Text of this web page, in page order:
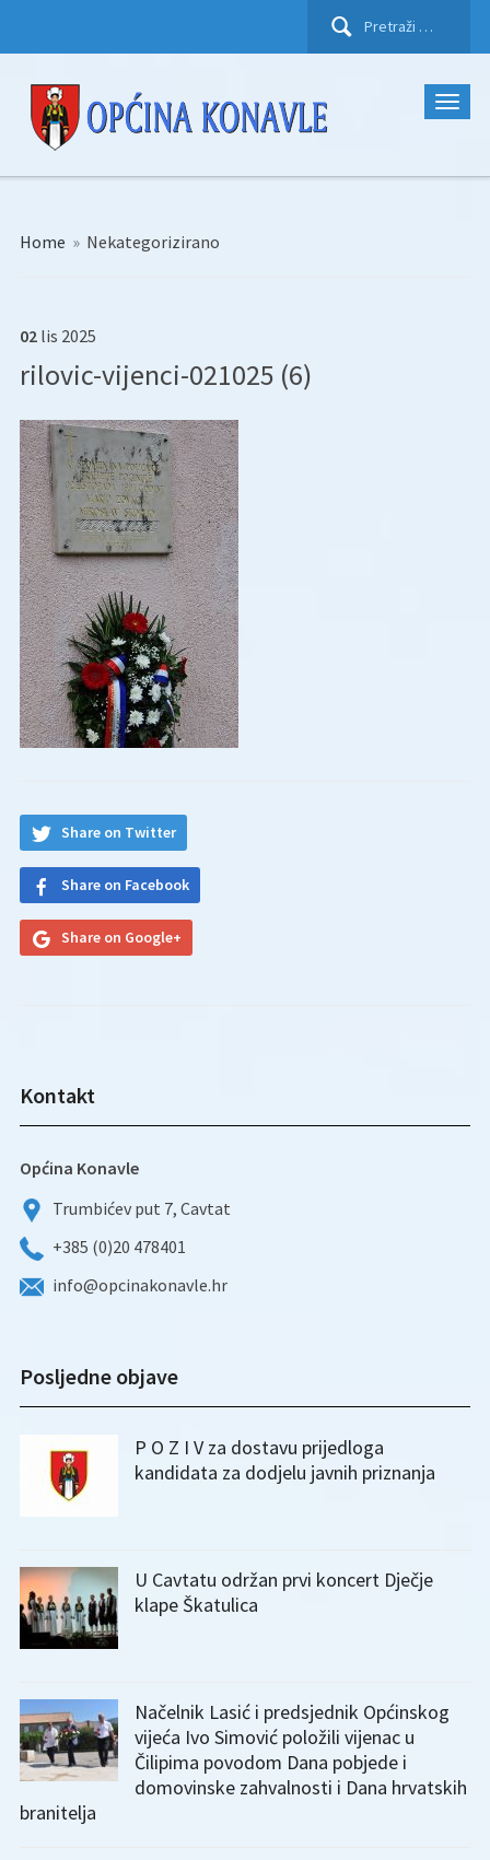
Pretraži:
Home » Nekategorizirano
02 lis 2025
rilovic-vijenci-021025 (6)
Share on Twitter
Share on Facebook
Share on Google+
Kontakt
Općina Konavle
Trumbićev put 7, Cavtat
+385 (0)20 478401
info@opcinakonavle.hr
Posljedne objave
P O Z I V za dostavu prijedloga
kandidata za dodjelu javnih priznanja
U Cavtatu održan prvi koncert Dječje
klape Škatulica
Načelnik Lasić i predsjednik Općinskog
vijeća Ivo Simović položili vijenac u
Čilipima povodom Dana pobjede i
domovinske zahvalnosti i Dana hrvatskih
branitelja